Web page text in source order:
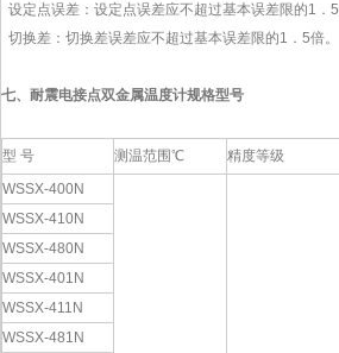
设定点误差：设定点误差应不超过基本误差限的1．5
切换差：切换差误差应不超过基本误差限的1．5倍。
七、 耐震电接点双金属温度计规格型号
型 号 测温范围℃ 精度等级
WSSX-400N
WSSX-410N
WSSX-480N
WSSX-401N
WSSX-411N
WSSX-481N